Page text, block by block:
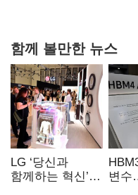
함께 볼만한 뉴스
LG ‘당신과
함께하는 혁신’…
변수